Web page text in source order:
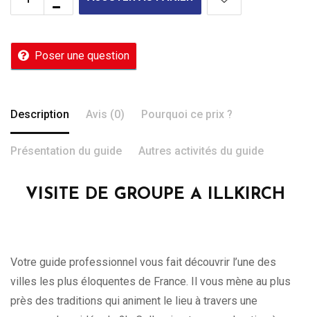
Poser une question
Description Avis (0) Pourquoi ce prix ?
Présentation du guide Autres activités du guide
VISITE DE GROUPE A ILLKIRCH
Votre guide professionnel vous fait découvrir l’une des
villes les plus éloquentes de France. Il vous mène au plus
près des traditions qui animent le lieu à travers une